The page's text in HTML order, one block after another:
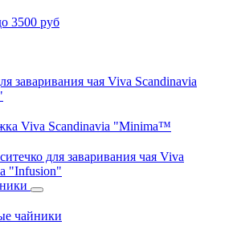
3500 руб
заваривания чая Viva Scandinavia
Viva Scandinavia "Minima™
для заваривания чая Viva
"Infusion"
чайники